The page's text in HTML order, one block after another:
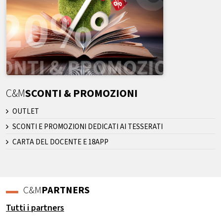
C&MSCONTI & PROMOZIONI
OUTLET
SCONTI E PROMOZIONI DEDICATI AI TESSERATI
CARTA DEL DOCENTE E 18APP
C&MPARTNERS
Tutti i partners